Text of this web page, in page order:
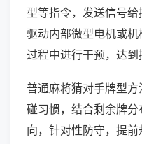
型等指令，发送信号
驱动内部微型电机或
过程中进行干预，达到
普通麻将猜对手牌型
碰习惯，结合剩余牌
向，针对性防守，提前